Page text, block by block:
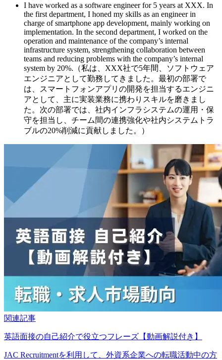
I have worked as a software engineer for 5 years at XXX. In
the first department, I honed my skills as an engineer in
charge of smartphone app development, mainly working on
implementation. In the second department, I worked on the
operation and maintenance of the company’s internal
infrastructure system, strengthening collaboration between
teams and reducing problems with the company’s internal
system by 20%.（私は、XXX社で5年間、ソフトウェア
エンジニアとして勤務してきました。最初の部署で
は、スマートフォンアプリの開発を担当するエンジニ
アとして、主に実装業務に携わりスキルを磨きまし
た。次の部署では、社内インフラシステムの運用・保
守を担当し、チーム間の連携強化や社内システムトラ
ブルの20%削減に貢献しました。）
関連記事
英語面接の自己紹介で役立つフレーズ【動画解説付き】
JAC Recruitmentを利用して、外資系企業への転職活動中の方